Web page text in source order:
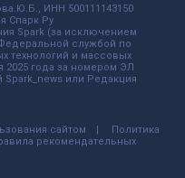
ИНН 500111143150
Спарк Ру
Spark (за исключением
службой по
технологий и массовых
2025 года за номером ЭЛ
или Редакция
сайтом
Политика
рекомендательных